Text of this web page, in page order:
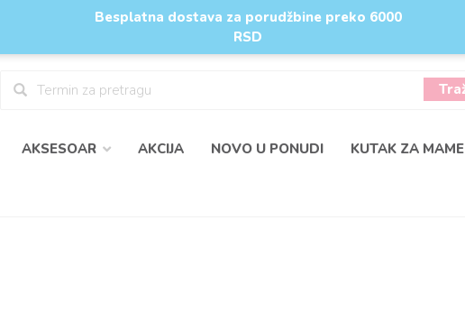
Besplatna dostava za porudžbine preko 6000
RSD
AKSESOAR AKCIJA NOVO U PONUDI KUTAK ZA MAME